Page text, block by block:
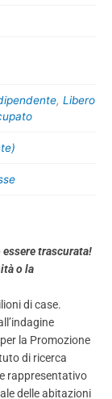
, Libero
trascurata!
o la
di case.
la Promozione
di ricerca
rappresentativo
delle abitazioni